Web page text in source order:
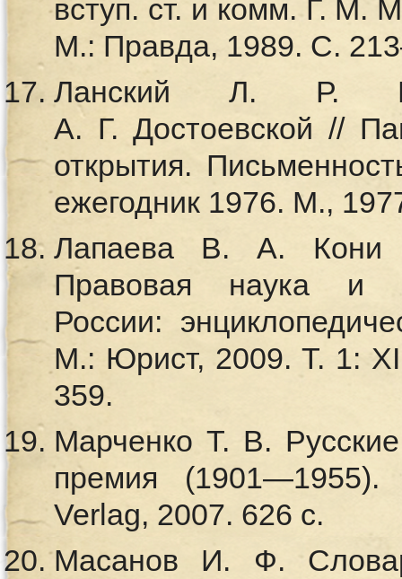
вступ. ст. и комм. Г. М.
М.: Правда, 1989. С.
Ланский Л. Р.
А. Г. Достоевской //
открытия.
ежегодник 1976. М.,
Лапаева В. А. Кони
Правовая наука и
России:
М.: Юрист, 2009. Т. 1:
359.
Марченко Т. В.
премия
Verlag, 2007. 626 с.
Масанов И. Ф.